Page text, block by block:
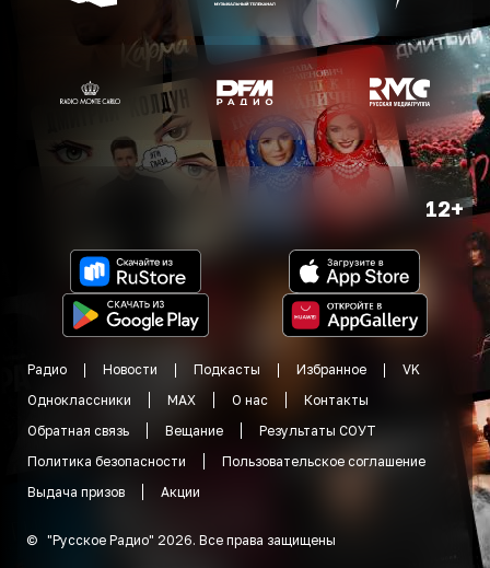
12+
Радио Новости Подкасты Избранное
VK
Одноклассники
MAX О нас
Контакты
Обратная связь
Вещание
Результаты СОУТ
Политика безопасности
Пользовательское соглашение
Выдача призов
Акции
© "Русское Радио" 2026. Все права защищены